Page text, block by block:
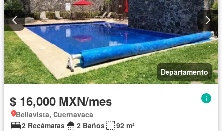
Permite niños
Sin amueblar
Departamento
$ 16,000 MXN/mes
Bellavista, Cuernavaca
2 Recámaras
2 Baños
92 m²